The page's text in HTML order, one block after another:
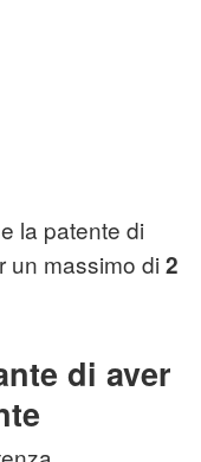
la patente di
un massimo di 2
di aver